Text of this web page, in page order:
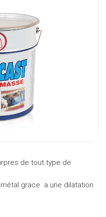
de tout type de
grace a une dilatation